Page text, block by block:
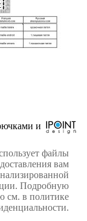
и
файлы
вам
Подробную
см. в политике